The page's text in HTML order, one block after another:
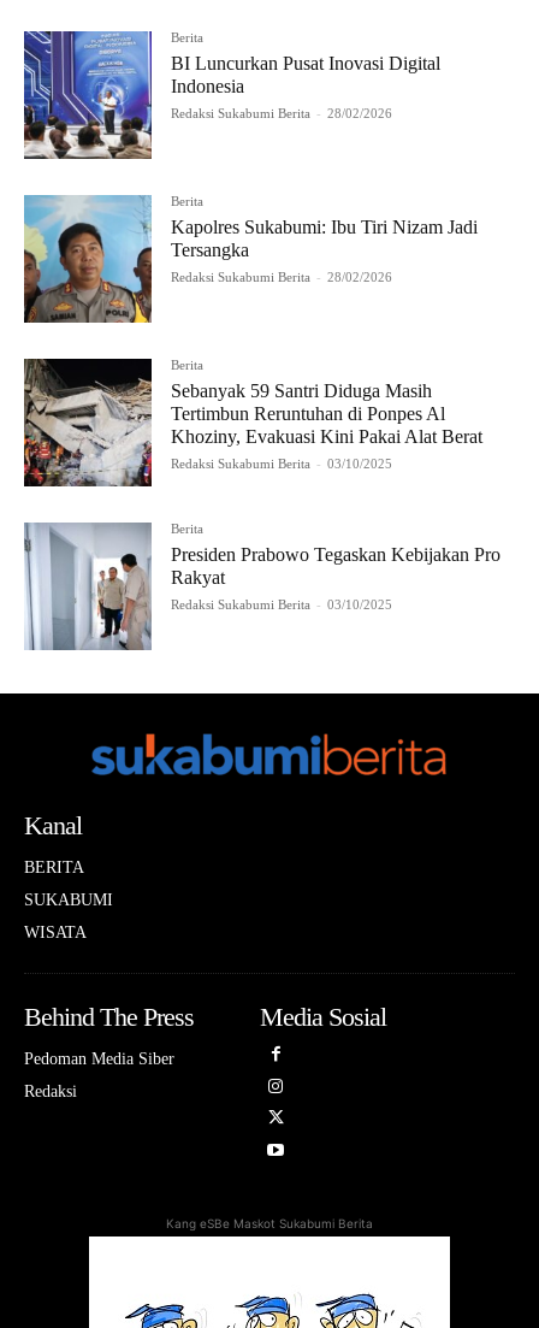
Berita
BI Luncurkan Pusat Inovasi Digital
Indonesia
Redaksi Sukabumi Berita - 28/02/2026
Berita
Kapolres Sukabumi: Ibu Tiri Nizam Jadi
Tersangka
Redaksi Sukabumi Berita - 28/02/2026
Berita
Sebanyak 59 Santri Diduga Masih
Tertimbun Reruntuhan di Ponpes Al
Khoziny, Evakuasi Kini Pakai Alat Berat
Redaksi Sukabumi Berita - 03/10/2025
Berita
Presiden Prabowo Tegaskan Kebijakan Pro
Rakyat
Redaksi Sukabumi Berita - 03/10/2025
Kanal
BERITA
SUKABUMI
WISATA
Behind The Press
Pedoman Media Siber
Redaksi
Media Sosial
Kang eSBe Maskot Sukabumi Berita